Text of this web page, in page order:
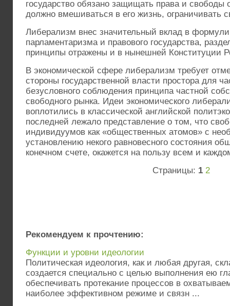
государство обязано защищать права и свободы
должно вмешиваться в его жизнь, ограничивать
Либерализм внес значительный вклад в
парламентаризма и правового государства,
принципы отражены и в нынешней Конституции
В экономической сфере либерализм требует
стороны государственной власти простора для
безусловного соблюдения принципа частной
свободного рынка. Идеи экономического
воплотились в классической английской
последней лежало представление о том, что
индивидуумов как «общественных атомов» с
установлению некого равновесного состояния
конечном счете, окажется на пользу всем и
Страницы: 1 2
Рекомендуем к прочтению:
Функции и уровни идеологии
Политическая идеология, как и любая другая,
создается специально с целью выполнения ею
обеспечивать протекание процессов в
наиболее эффективном режиме и связн ...